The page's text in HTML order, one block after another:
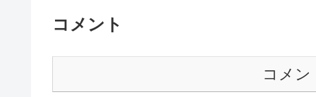
コメント
コメン